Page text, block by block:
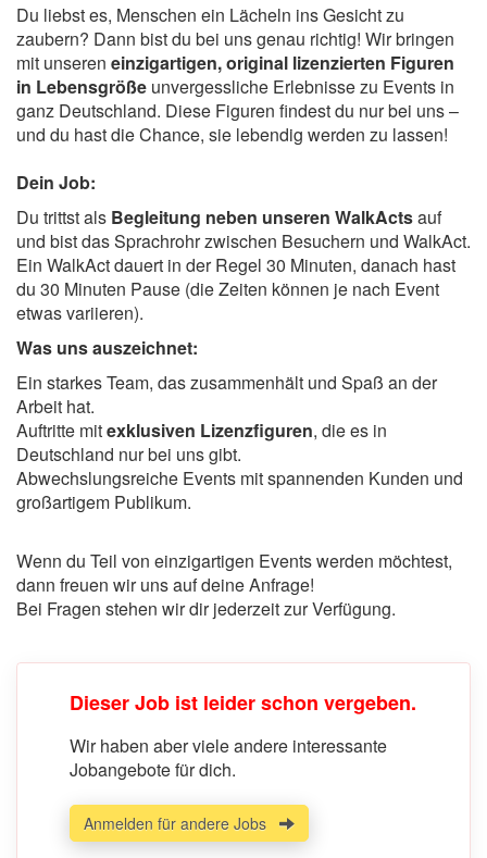
Du liebst es, Menschen ein Lächeln ins Gesicht zu
zaubern? Dann bist du bei uns genau richtig! Wir bringen
mit unseren einzigartigen, original lizenzierten Figuren
in Lebensgröße unvergessliche Erlebnisse zu Events in
ganz Deutschland. Diese Figuren findest du nur bei uns –
und du hast die Chance, sie lebendig werden zu lassen!
Dein Job:
Du trittst als Begleitung neben unseren WalkActsauf
und bist das Sprachrohr zwischen Besuchern und WalkAct.
Ein WalkAct dauert in der Regel 30 Minuten, danach hast
du 30 Minuten Pause (die Zeiten können je nach Event
etwas variieren).
Was uns auszeichnet:
Ein starkes Team, das zusammenhält und Spaß an der
Arbeit hat.
Auftritte mitexklusiven Lizenzfiguren, die es in
Deutschland nur bei uns gibt.
Abwechslungsreiche Events mit spannenden Kunden und
großartigem Publikum.
Wenn du Teil von einzigartigen Events werden möchtest,
dann freuen wir uns auf deine Anfrage!
Bei Fragen stehen wir dir jederzeit zur Verfügung.
Dieser Job ist leider schon vergeben.
Wir haben aber viele andere interessante
Jobangebote für dich.
Anmelden für andere Jobs